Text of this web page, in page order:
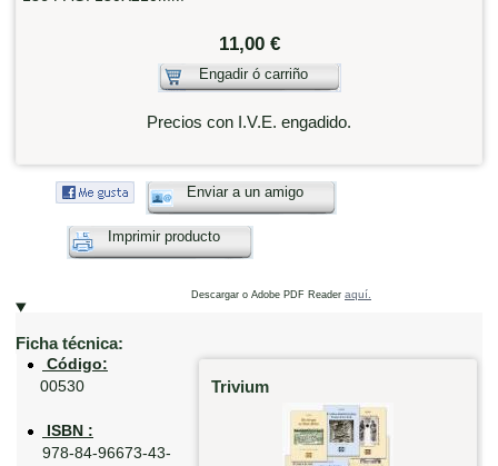
11,00 €
Engadir ó carriño
Precios con I.V.E. engadido.
Enviar a un amigo
Imprimir producto
Descargar o Adobe PDF Reader aquí.
Ficha técnica:
Trivium
Código:
00530
ISBN :
978-84-96673-43-